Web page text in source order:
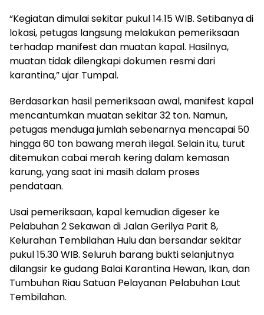
“Kegiatan dimulai sekitar pukul 14.15 WIB. Setibanya di
lokasi, petugas langsung melakukan pemeriksaan
terhadap manifest dan muatan kapal. Hasilnya,
muatan tidak dilengkapi dokumen resmi dari
karantina,” ujar Tumpal.
Berdasarkan hasil pemeriksaan awal, manifest kapal
mencantumkan muatan sekitar 32 ton. Namun,
petugas menduga jumlah sebenarnya mencapai 50
hingga 60 ton bawang merah ilegal. Selain itu, turut
ditemukan cabai merah kering dalam kemasan
karung, yang saat ini masih dalam proses
pendataan.
Usai pemeriksaan, kapal kemudian digeser ke
Pelabuhan 2 Sekawan di Jalan Gerilya Parit 8,
Kelurahan Tembilahan Hulu dan bersandar sekitar
pukul 15.30 WIB. Seluruh barang bukti selanjutnya
dilangsir ke gudang Balai Karantina Hewan, Ikan, dan
Tumbuhan Riau Satuan Pelayanan Pelabuhan Laut
Tembilahan.